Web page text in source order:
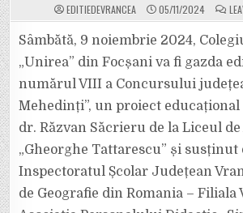
EDITIEDEVRANCEA 05/11/2024
Sâmbătă, 9 noiembrie 2024,
„Unirea” din Focșani va fi gazda
numărul VIII a Concursului
Mehedinți”, un proiect
dr. Răzvan Săcrieru de la Liceul
„Gheorghe Tattarescu” și susținut
Inspectoratul Școlar Județean
de Geografie din Romania – Filiala